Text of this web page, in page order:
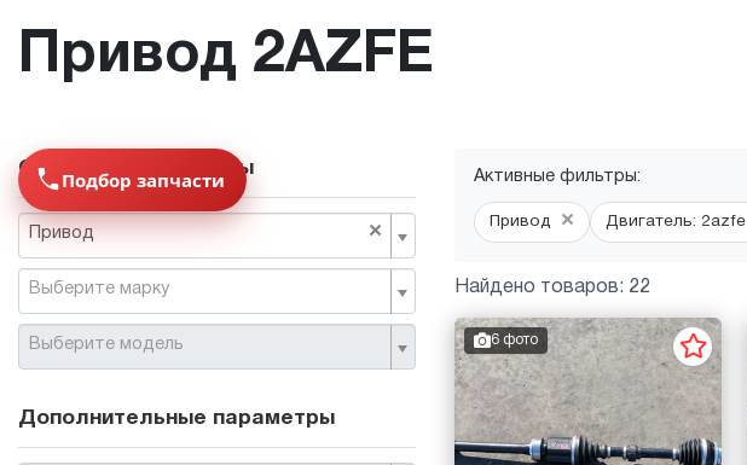
Привод 2AZFE
Основные параметры
×
Привод
Выберите марку
Выберите модель
Дополнительные параметры
Активные фильтры:
Привод × Двигатель: 2azfe
Найдено товаров: 22
6 фото
Подбор запчасти